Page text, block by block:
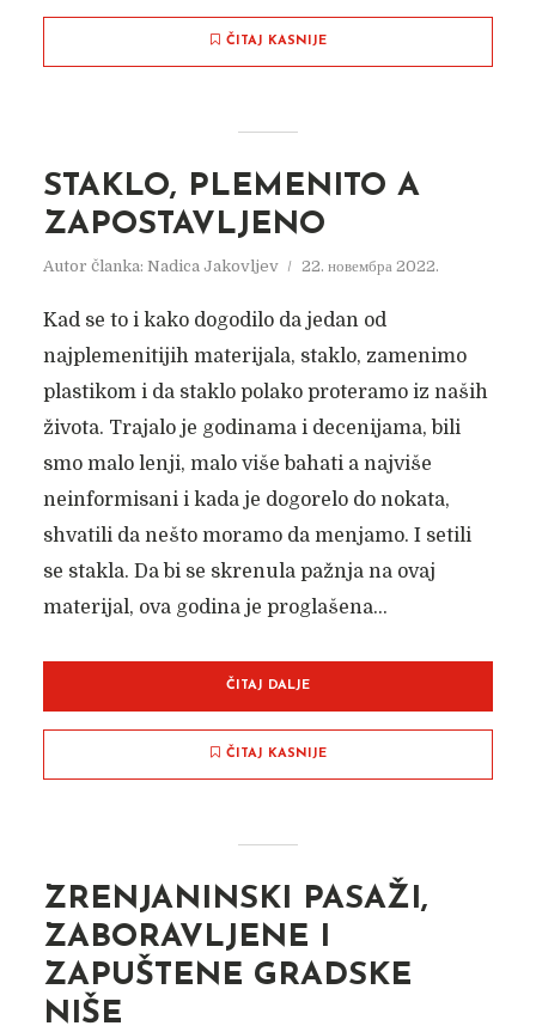
ČITAJ KASNIJE
STAKLO, PLEMENITO A
ZAPOSTAVLJENO
Autor članka: Nadica Jakovljev 22. новембра 2022.
Kad se to i kako dogodilo da jedan od
najplemenitijih materijala, staklo, zamenimo
plastikom i da staklo polako proteramo iz naših
života. Trajalo je godinama i decenijama, bili
smo malo lenji, malo više bahati a najviše
neinformisani i kada je dogorelo do nokata,
shvatili da nešto moramo da menjamo. I setili
se stakla. Da bi se skrenula pažnja na ovaj
materijal, ova godina je proglašena...
ČITAJ DALJE
ČITAJ KASNIJE
ZRENJANINSKI PASAŽI,
ZABORAVLJENE I
ZAPUŠTENE GRADSKE
NIŠE